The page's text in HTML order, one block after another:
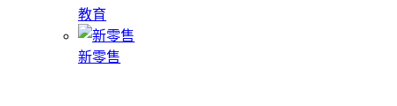
教育
新零售